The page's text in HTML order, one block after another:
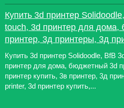
Купить 3d принтер
touch, 3d принтер для дома,
принтер, 3д принтеры, 3д
Купить 3d принтер Solidoodle, BfB
принтер для дома, бюджетный 3d
принтер купить, 3в принтер, 3д
printer, 3d принтер купить,...